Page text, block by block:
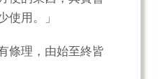
使用。」
條理，由始至終皆